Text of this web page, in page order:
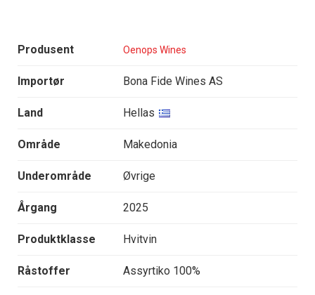
Produsent Oenops Wines
Importør Bona Fide Wines AS
Land Hellas
Område Makedonia
Underområde Øvrige
Årgang 2025
Produktklasse Hvitvin
Råstoffer Assyrtiko 100%